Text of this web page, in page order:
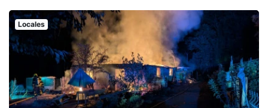
Locales